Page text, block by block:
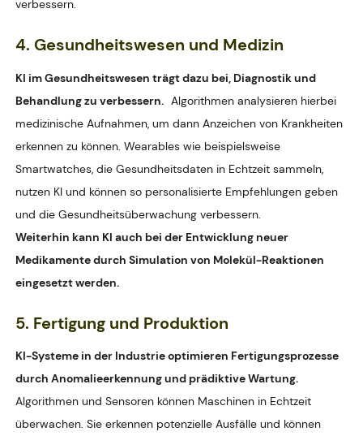
verbessern.
4. Gesundheitswesen und Medizin
KI im Gesundheitswesen trägt dazu bei, Diagnostik und
Behandlung zu verbessern. Algorithmen analysieren hierbei
medizinische Aufnahmen, um dann Anzeichen von Krankheiten
erkennen zu können. Wearables wie beispielsweise
Smartwatches, die Gesundheitsdaten in Echtzeit sammeln,
nutzen KI und können so personalisierte Empfehlungen geben
und die Gesundheitsüberwachung verbessern.
Weiterhin kann KI auch bei der Entwicklung neuer
Medikamente durch Simulation von Molekül-Reaktionen
eingesetzt werden.
5. Fertigung und Produktion
KI-Systeme in der Industrie optimieren Fertigungsprozesse
durch Anomalieerkennung und prädiktive Wartung.
Algorithmen und Sensoren können Maschinen in Echtzeit
überwachen. Sie erkennen potenzielle Ausfälle und können